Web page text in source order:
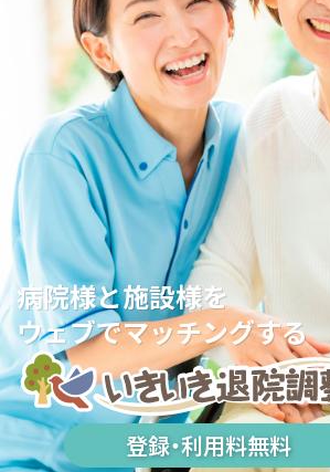
病院様と施設様を
ウェブでマッチングする
登録・利用料無料